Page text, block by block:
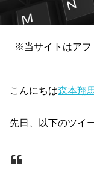
※当サイトはアフ
こんにちは森本翔
先日、以下のツイ